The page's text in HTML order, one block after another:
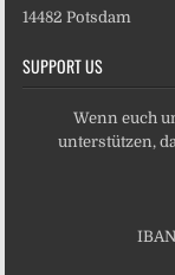
14482 Potsdam
SUPPORT US
Wenn euch
unterstützen,